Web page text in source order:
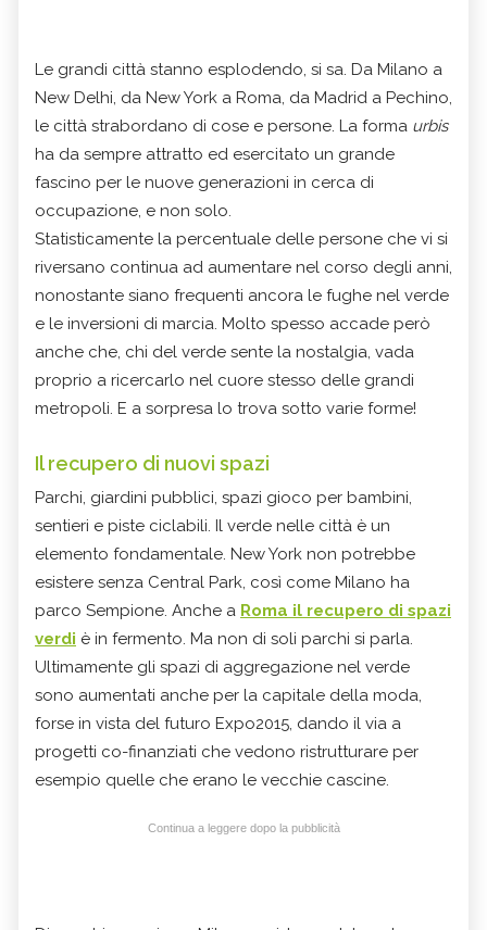
Le grandi città stanno esplodendo, si sa. Da Milano a
New Delhi, da New York a Roma, da Madrid a Pechino,
le città strabordano di cose e persone. La forma urbis
ha da sempre attratto ed esercitato un grande
fascino per le nuove generazioni in cerca di
occupazione, e non solo.
Statisticamente la percentuale delle persone che vi si
riversano continua ad aumentare nel corso degli anni,
nonostante siano frequenti ancora le fughe nel verde
e le inversioni di marcia. Molto spesso accade però
anche che, chi del verde sente la nostalgia, vada
proprio a ricercarlo nel cuore stesso delle grandi
metropoli. E a sorpresa lo trova sotto varie forme!
Il recupero di nuovi spazi
Parchi, giardini pubblici, spazi gioco per bambini,
sentieri e piste ciclabili. Il verde nelle città è un
elemento fondamentale. New York non potrebbe
esistere senza Central Park, così come Milano ha
parco Sempione. Anche a Roma il recupero di spazi
verdi è in fermento. Ma non di soli parchi si parla.
Ultimamente gli spazi di aggregazione nel verde
sono aumentati anche per la capitale della moda,
forse in vista del futuro Expo2015, dando il via a
progetti co-finanziati che vedono ristrutturare per
esempio quelle che erano le vecchie cascine.
Continua a leggere dopo la pubblicità